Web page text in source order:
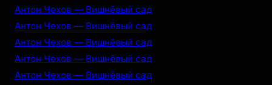
Антон Чехов — Вишнёвый сад
Антон Чехов — Вишнёвый сад
Антон Чехов — Вишнёвый сад
Антон Чехов — Вишнёвый сад
Антон Чехов — Вишнёвый сад